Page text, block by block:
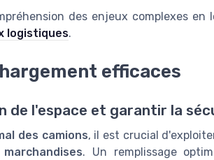
des enjeux complexes
logistiques.
efficaces
de l'espace et garantir la
des camions, il est crucial
. Un remplissage